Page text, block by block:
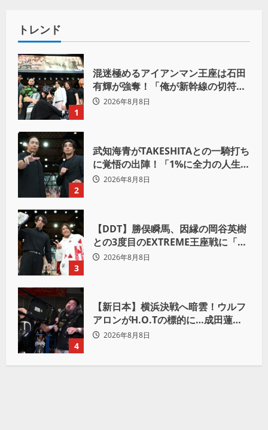
トレンド
1
混迷極めるアイアンマン王座は石田
有輝が強奪！「俺が新幹線の切符を
手に入れるからな！逃げ切るぞ」
2026年8月8日
2
武知海青がTAKESHITAとの一騎打ち
に覚悟の出陣！「1%に全力の人生を
かけて勝ちにいきたい」
2026年8月8日
3
【DDT】勝俣瞬馬、因縁の岡谷英樹
との3度目のEXTREME王座戦に「僕
が本当の岡谷英樹を引き出して獲り
2026年8月8日
4
【新日本】横浜決戦へ暗雲！ウルフ
アロンがH.O.Tの標的に…成田蓮へ
「シュウマイにしてやる」と怒り爆
2026年8月8日